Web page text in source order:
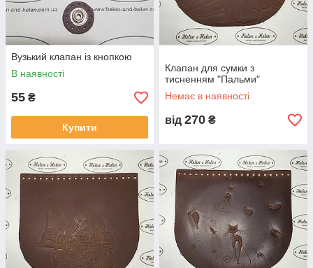
Вузький клапан із кнопкою
В наявності
55 ₴
Купити
Клапан для сумки з
тисненням "Пальми"
Немає в наявності
від 270 ₴